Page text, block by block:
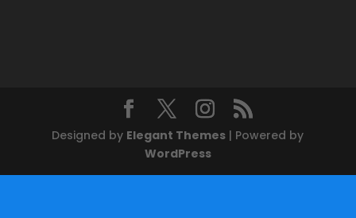
Designed by Elegant Themes | Powered by
WordPress